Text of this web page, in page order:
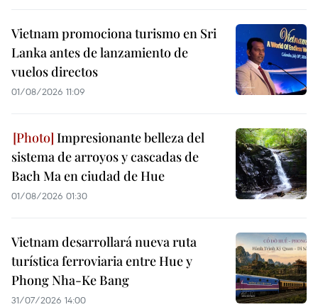
Vietnam promociona turismo en Sri
Lanka antes de lanzamiento de
vuelos directos
01/08/2026 11:09
Impresionante belleza del
sistema de arroyos y cascadas de
Bach Ma en ciudad de Hue
01/08/2026 01:30
Vietnam desarrollará nueva ruta
turística ferroviaria entre Hue y
Phong Nha-Ke Bang
31/07/2026 14:00